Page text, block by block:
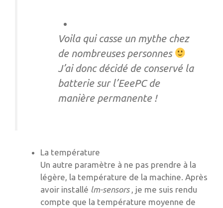
Voila qui casse un mythe chez
de nombreuses personnes
J’ai donc décidé de conservé la
batterie sur l’EeePC de
manière permanente !
La température
Un autre paramètre à ne pas prendre à la
légère, la température de la machine. Après
avoir installé lm-sensors , je me suis rendu
compte que la température moyenne de